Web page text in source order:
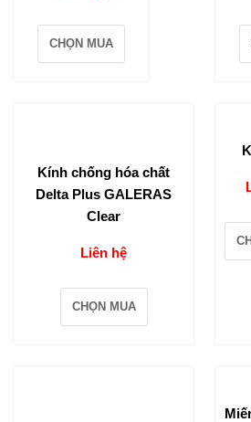
CHỌN MUA
Kính chống hóa chất
Delta Plus GALERAS
Clear
Liên hệ
CHỌN MUA